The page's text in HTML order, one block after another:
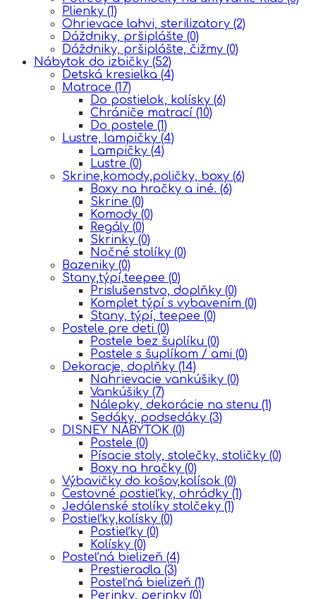
Plienky (1)
Ohrievace lahvi, sterilizatory (2)
Dáždniky, pršiplášte (0)
Dáždniky, pršiplášte, čižmy (0)
Nábytok do izbičky (52)
Detská kresielka (4)
Matrace (17)
Do postielok, kolísky (6)
Chrániče matrací (10)
Do postele (1)
Lustre, lampičky (4)
Lampičky (4)
Lustre (0)
Skrine,komody,poličky, boxy (6)
Boxy na hračky a iné. (6)
Skrine (0)
Komody (0)
Regály (0)
Skrinky (0)
Nočné stolíky (0)
Bazeniky (0)
Stany,týpí,teepee (0)
Prislušenstvo, doplňky (0)
Komplet týpí s vybavením (0)
Stany, týpí, teepee (0)
Postele pre deti (0)
Postele bez šuplíku (0)
Postele s šuplíkom / ami (0)
Dekoracje, doplňky (14)
Nahrievacie vankúšiky (0)
Vankúšiky (7)
Nálepky, dekorácie na stenu (1)
Sedáky, podsedáky (3)
DISNEY NÁBYTOK (0)
Postele (0)
Písacie stoly, stolečky, stoličky (0)
Boxy na hračky (0)
Výbavičky do košov,kolísok (0)
Cestovné postieľky, ohrádky (1)
Jedálenské stolíky stolčeky (1)
Postieľky,kolísky (0)
Postieľky (0)
Kolísky (0)
Posteľná bielizeň (4)
Prestieradla (3)
Posteľná bielizeň (1)
Perinky, perinky (0)